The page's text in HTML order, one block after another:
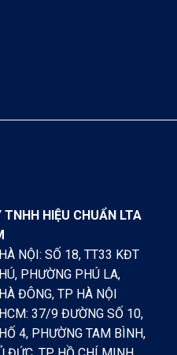
TNHH HIỆU CHUẨN LTA
NỘI: SỐ 18, TT33 KĐT
PHƯỜNG PHÚ LA,
ĐÔNG, TP HÀ NỘI
37/9 ĐƯỜNG SỐ 10,
4, PHƯỜNG TAM BÌNH,